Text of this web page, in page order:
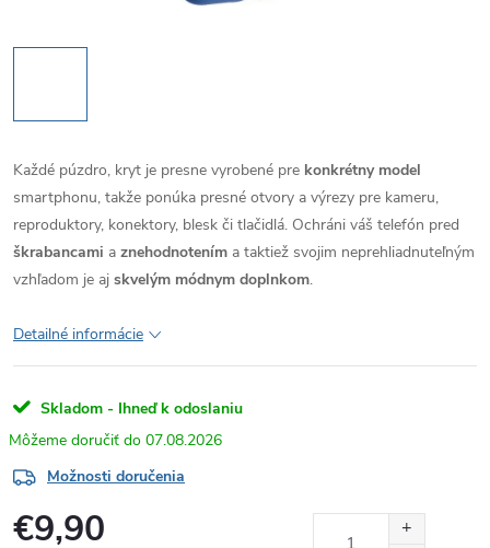
Každé púzdro, kryt je presne vyrobené pre konkrétny model
smartphonu, takže ponúka presné otvory a výrezy pre kameru,
reproduktory, konektory, blesk či tlačidlá. Ochráni váš telefón pred
škrabancami a znehodnotením a taktiež svojim neprehliadnuteľným
vzhľadom je aj skvelým módnym doplnkom.
Detailné informácie
Skladom - Ihneď k odoslaniu
07.08.2026
Možnosti doručenia
€9,90